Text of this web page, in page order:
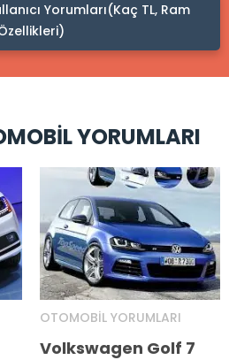
Yorumları(Kaç TL, Ram
YORUMLARI
OTOMOBIL YORUMLARI
Volkswagen Golf 7